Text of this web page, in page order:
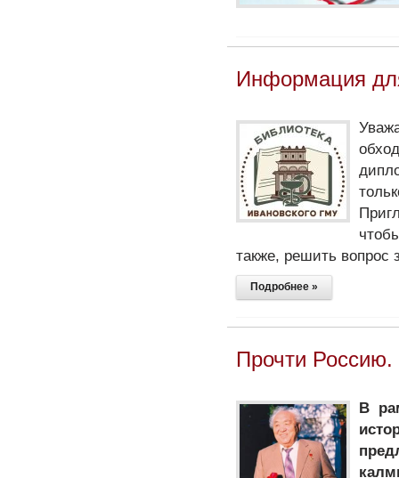
Информация
также, решить вопрос
Подробнее »
Прочти Россию.
В